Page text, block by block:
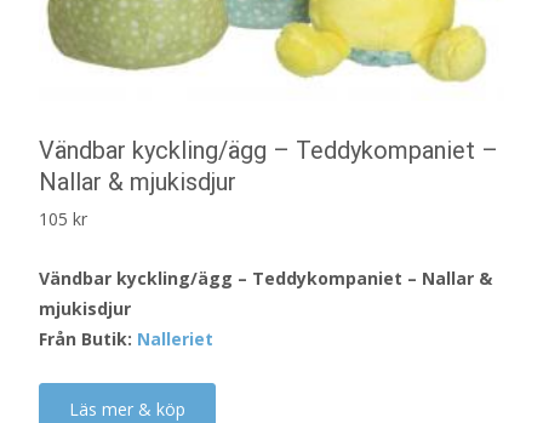
Vändbar kyckling/ägg – Teddykompaniet –
Nallar & mjukisdjur
105 kr
Vändbar kyckling/ägg – Teddykompaniet – Nallar &
mjukisdjur
Från Butik: Nalleriet
Läs mer & köp